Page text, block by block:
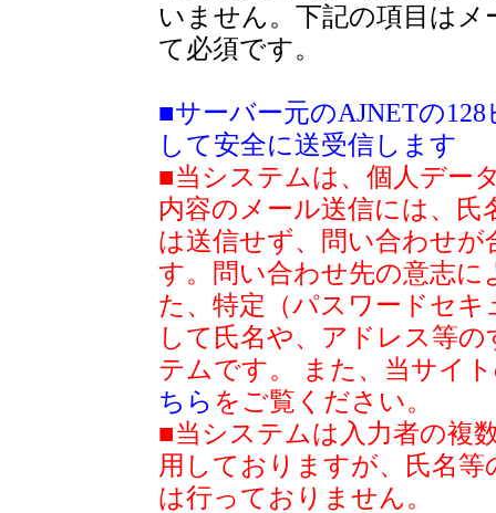
いません。下記の項目は
て必須です。
■サーバー元のAJNETの
して安全に送受信します
■当システムは、個人デー
内容のメール送信には、
は送信せず、問い合わせ
す。問い合わせ先の意志
た、特定（パスワードセ
して氏名や、アドレス等
テムです。 また、当サイ
ちら をご覧ください。
■当システムは入力者の複
用しておりますが、氏名
は行っておりません。